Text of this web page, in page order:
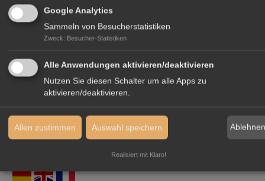
Ulrike Anterist
Internationale Koordination
ulrike.anterist
intergest.com
Google Analytics
Sammeln von Besucherstatistiken
Zweck: Besucher-Statistiken
Alle Anwendungen aktivieren/deaktivieren
Nutzen Sie diesen Schalter um alle Apps zu
aktivieren/deaktivieren.
Allen zustimmen Auswahl speichern
Realisiert mit Klaro!